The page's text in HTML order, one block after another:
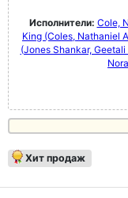
Исполнители: Cole,
King (Coles, Nathaniel
(Jones Shankar,
Хит продаж